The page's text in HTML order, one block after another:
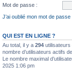
Mot de passe :
J’ai oublié mon mot de passe
QUI EST EN LIGNE ?
Au total, il y a 294 utilisateurs
nombre d’utilisateurs actifs
Le nombre maximal
2025 1:06 pm